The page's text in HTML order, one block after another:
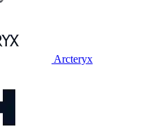
Arcteryx